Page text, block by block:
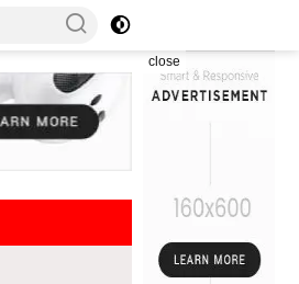
close